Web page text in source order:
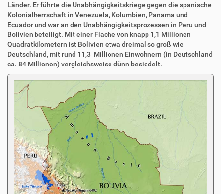
Länder. Er führte die Unabhängigkeitskriege gegen die spanische
Kolonialherrschaft in Venezuela, Kolumbien, Panama und
Ecuador und war an den Unabhängigkeitsprozessen in Peru und
Bolivien beteiligt. Mit einer Fläche von knapp 1,1 Millionen
Quadratkilometern ist Bolivien etwa dreimal so groß wie
Deutschland, mit rund 11,3 Millionen Einwohnern (in Deutschland
ca. 84 Millionen) vergleichsweise dünn besiedelt.